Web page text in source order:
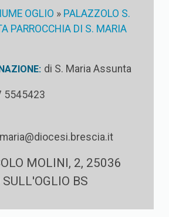
OGLIO » PALAZZOLO S.
PARROCCHIA DI S. MARIA
di S. Maria Assunta
5545423
MOLINI, 2, 25036
BS